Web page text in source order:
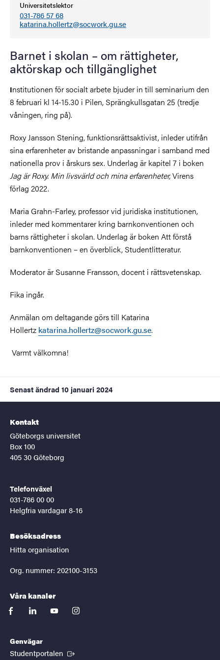
Universitetslektor
031-786 57 68
katarina.hollertz@socwork.gu.se
Barnet i skolan – om rättigheter,
aktörskap och tillgänglighet
Institutionen för socialt arbete bjuder in till seminarium den
8 februari kl 14-15.30 i Pilen, Sprängkullsgatan 25 (tredje
våningen, ring på).
Roxy Jansson Stening, funktionsrättsaktivist, inleder utifrån
sina erfarenheter av bristande anpassningar i samband med
nationella prov i årskurs sex. Underlag är kapitel 7 i boken
Jag är Roxy. Min livsvärld och mina erfarenheter,Virens
förlag 2022.
Maria Grahn-Farley, professor vid juridiska institutionen,
inleder med kommentarer kring barnkonventionen och
barns rättigheter i skolan. Underlag är boken Att förstå
barnkonventionen – en överblick, Studentlitteratur.
Moderator är Susanne Fransson, docent i rättsvetenskap.
Fika ingår.
Anmälan om deltagande görs till Katarina
Hollertz katarina.hollertz@socwork.gu.se.
Varmt välkomna!
Senast ändrad 10 januari 2024
Kontakt
Göteborgs universitet
Box 100
405 30 Göteborg
Telefonväxel
031-786 00 00
Helgfria vardagar 8-16
Besöksadress
Hitta organisation
Org. nummer: 202100-3153
Våra kanaler
facebooklinkedinyoutubeinstagram
Genvägar
Studentportalen (Extern länk)